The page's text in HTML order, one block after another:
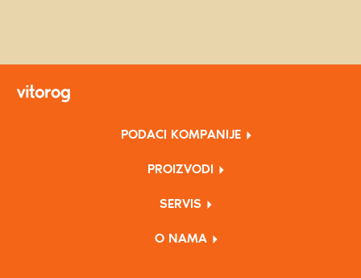
PODACI KOMPANIJE
PROIZVODI
SERVIS
O NAMA